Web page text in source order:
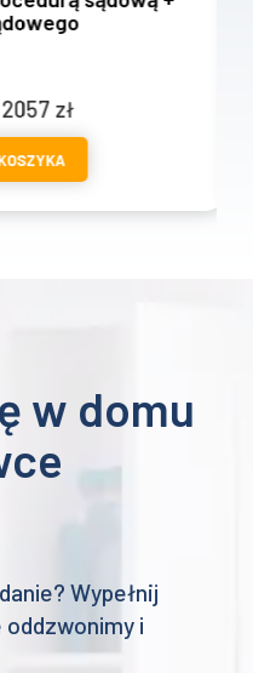
złZakres
cen:
od
w domu
Wypełnij
i